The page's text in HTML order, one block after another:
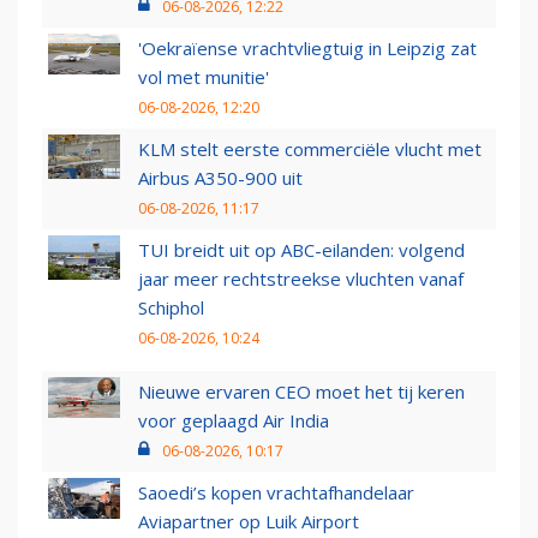
06-08-2026, 12:22
'Oekraïense vrachtvliegtuig in Leipzig zat
vol met munitie'
06-08-2026, 12:20
KLM stelt eerste commerciële vlucht met
Airbus A350-900 uit
06-08-2026, 11:17
TUI breidt uit op ABC-eilanden: volgend
jaar meer rechtstreekse vluchten vanaf
Schiphol
06-08-2026, 10:24
Nieuwe ervaren CEO moet het tij keren
voor geplaagd Air India
06-08-2026, 10:17
Saoedi’s kopen vrachtafhandelaar
Aviapartner op Luik Airport